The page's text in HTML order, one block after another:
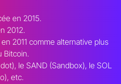
en 2015.
2012.
2011 comme alternative plus
Bitcoin.
le SAND (Sandbox), le SOL
etc.